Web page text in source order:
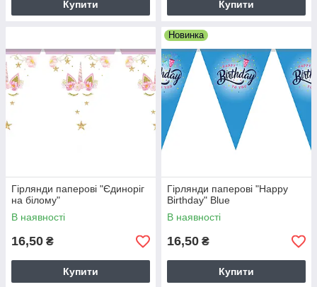
Купити Купити
Гірлянди паперові "Єдиноріг
на білому"
В наявності
16,50 ₴
Купити
Новинка
Гірлянди паперові "Happy
Birthday" Blue
В наявності
16,50 ₴
Купити